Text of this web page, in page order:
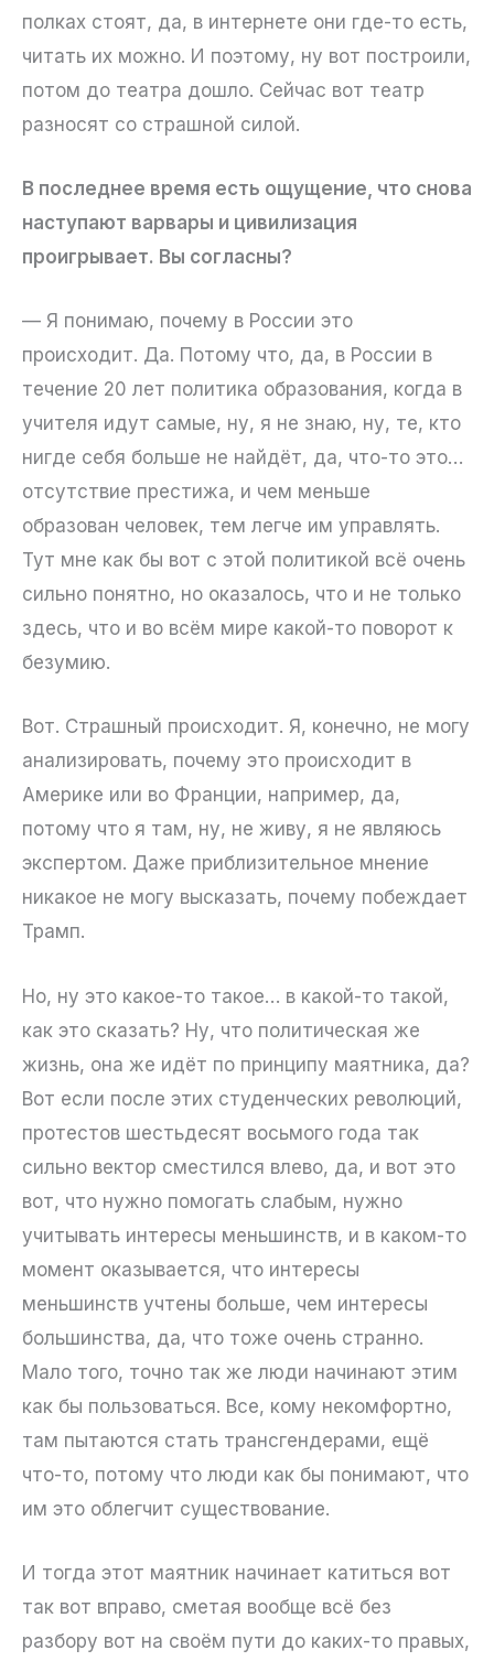
полках стоят, да, в интернете они где-то есть,
читать их можно. И поэтому, ну вот построили,
потом до театра дошло. Сейчас вот театр
разносят со страшной силой.
В последнее время есть ощущение, что снова
наступают варвары и цивилизация
проигрывает. Вы согласны?
— Я понимаю, почему в России это
происходит. Да. Потому что, да, в России в
течение 20 лет политика образования, когда в
учителя идут самые, ну, я не знаю, ну, те, кто
нигде себя больше не найдёт, да, что-то это…
отсутствие престижа, и чем меньше
образован человек, тем легче им управлять.
Тут мне как бы вот с этой политикой всё очень
сильно понятно, но оказалось, что и не только
здесь, что и во всём мире какой-то поворот к
безумию.
Вот. Страшный происходит. Я, конечно, не могу
анализировать, почему это происходит в
Америке или во Франции, например, да,
потому что я там, ну, не живу, я не являюсь
экспертом. Даже приблизительное мнение
никакое не могу высказать, почему побеждает
Трамп.
Но, ну это какое-то такое… в какой-то такой,
как это сказать? Ну, что политическая же
жизнь, она же идёт по принципу маятника, да?
Вот если после этих студенческих революций,
протестов шестьдесят восьмого года так
сильно вектор сместился влево, да, и вот это
вот, что нужно помогать слабым, нужно
учитывать интересы меньшинств, и в каком-то
момент оказывается, что интересы
меньшинств учтены больше, чем интересы
большинства, да, что тоже очень странно.
Мало того, точно так же люди начинают этим
как бы пользоваться. Все, кому некомфортно,
там пытаются стать трансгендерами, ещё
что-то, потому что люди как бы понимают, что
им это облегчит существование.
И тогда этот маятник начинает катиться вот
так вот вправо, сметая вообще всё без
разбору вот на своём пути до каких-то правых,